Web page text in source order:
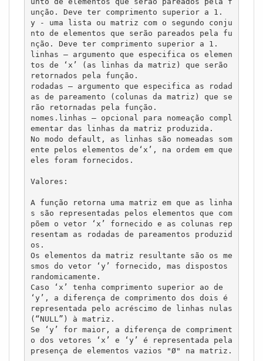
unção. Deve ter comprimento superior a 1.
y - uma lista ou matriz com o segundo conju
nto de elementos que serão pareados pela fu
nção. Deve ter comprimento superior a 1.
linhas – argumento que especifica os elemen
tos de ‘x’ (as linhas da matriz) que serão
retornados pela função.
rodadas – argumento que especifica as rodad
as de pareamento (colunas da matriz) que se
rão retornadas pela função.
nomes.linhas – opcional para nomeação compl
ementar das linhas da matriz produzida.
No modo default, as linhas são nomeadas som
ente pelos elementos de‘x’, na ordem em que
eles foram fornecidos.
Valores:
A função retorna uma matriz em que as linha
s são representadas pelos elementos que com
põem o vetor ‘x’ fornecido e as colunas rep
resentam as rodadas de pareamentos produzid
os.
Os elementos da matriz resultante são os me
smos do vetor ‘y’ fornecido, mas dispostos
randomicamente.
Caso ‘x’ tenha comprimento superior ao de
‘y’, a diferença de comprimento dos dois é
representada pelo acréscimo de linhas nulas
(“NULL”) à matriz.
Se ‘y’ for maior, a diferença de compriment
o dos vetores ‘x’ e ‘y’ é representada pela
presença de elementos vazios "Ø" na matriz.